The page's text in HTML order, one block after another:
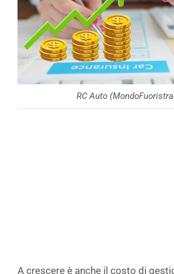
RC Auto
A crescere è anche il costo di